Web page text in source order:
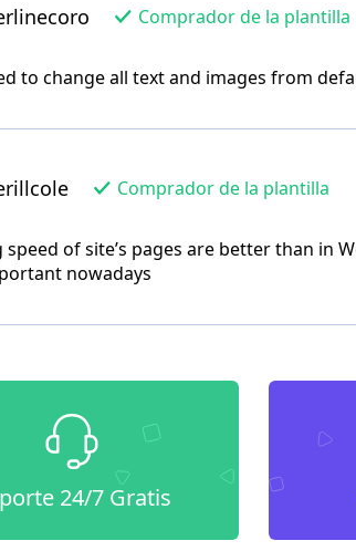
Comprador de la plantilla
to change all text and images from
Comprador de la plantilla
speed of site’s pages are better than in
nowadays
24/7 Gratis